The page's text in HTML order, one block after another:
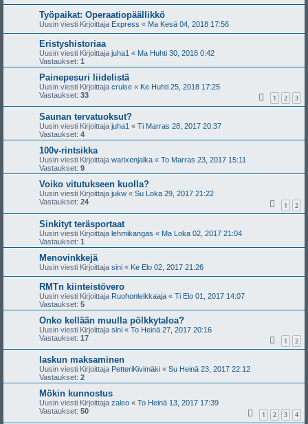
Työpaikat: Operaatiopäällikkö
Uusin viesti Kirjoittaja Express « Ma Kesä 04, 2018 17:56
Eristyshistoriaa
Uusin viesti Kirjoittaja juha1 « Ma Huhti 30, 2018 0:42
Vastaukset: 1
Painepesuri liidelistä
Uusin viesti Kirjoittaja cruise « Ke Huhti 25, 2018 17:25
Vastaukset: 33 1 2 3
Saunan tervatuoksut?
Uusin viesti Kirjoittaja juha1 « Ti Marras 28, 2017 20:37
Vastaukset: 4
100v-rintsikka
Uusin viesti Kirjoittaja warixenjalka « To Marras 23, 2017 15:11
Vastaukset: 9
Voiko vitutukseen kuolla?
Uusin viesti Kirjoittaja jukw « Su Loka 29, 2017 21:22
Vastaukset: 24 1 2
Sinkityt teräsportaat
Uusin viesti Kirjoittaja lehmikangas « Ma Loka 02, 2017 21:04
Vastaukset: 1
Menovinkkejä
Uusin viesti Kirjoittaja sini « Ke Elo 02, 2017 21:26
RMTn kiinteistövero
Uusin viesti Kirjoittaja Ruohonleikkaaja « Ti Elo 01, 2017 14:07
Vastaukset: 5
Onko kellään muulla pölkkytaloa?
Uusin viesti Kirjoittaja sini « To Heinä 27, 2017 20:16
Vastaukset: 17 1 2
laskun maksaminen
Uusin viesti Kirjoittaja PetteriKivimäki « Su Heinä 23, 2017 22:12
Vastaukset: 2
Mökin kunnostus
Uusin viesti Kirjoittaja zaleo « To Heinä 13, 2017 17:39
Vastaukset: 50 1 2 3 4